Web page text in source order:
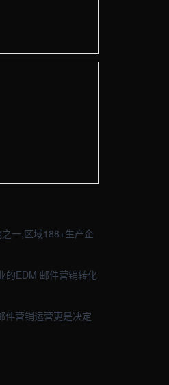
品牌官网定制 · 现场图2
一,区域188+生产企
的EDM 邮件营销转化
件营销运营更是决定